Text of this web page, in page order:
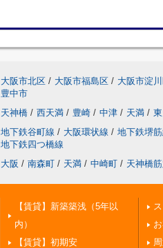
大阪市北区 / 大阪市福島区 / 大阪市淀
豊中市
天神橋 / 西天満 / 豊崎 / 中津 / 天満 /
地下鉄谷町線 / 大阪環状線 / 地下鉄堺
地下鉄四つ橋線
大阪 / 南森町 / 天満 / 中崎町 / 天神橋
【賃貸】新築築浅（5年以
内）
【賃貸】初期安